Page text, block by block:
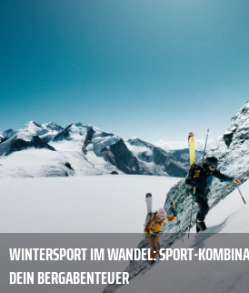
WINTERSPORT IM WANDEL: SPORT-
DEIN BERGABENTEUER